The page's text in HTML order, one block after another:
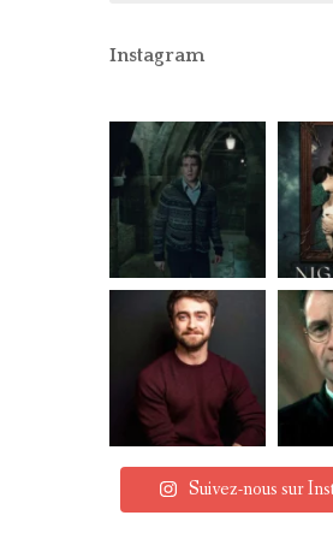
CONCOURS
Instagram
Suivez-nous sur